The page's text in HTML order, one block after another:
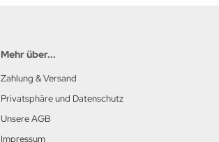
Mehr über...
Zahlung & Versand
Privatsphäre und Datenschutz
Unsere AGB
Impressum